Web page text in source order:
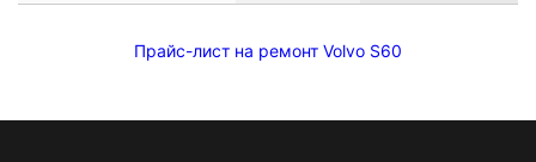
Прайс-лист на ремонт Volvo S60